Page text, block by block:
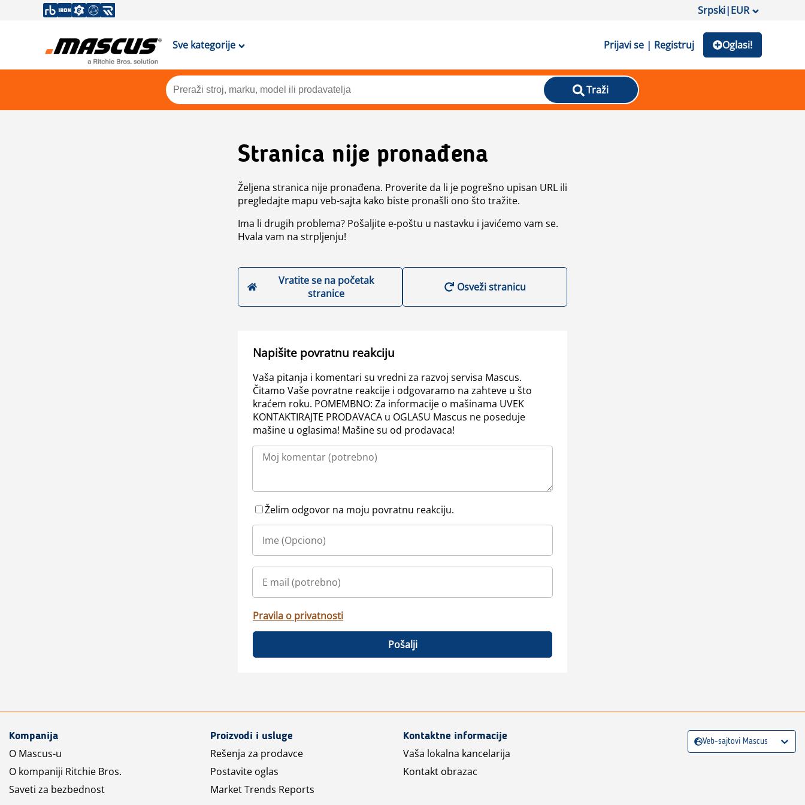
Srpski|EUR
Sve kategorije Prijavi se | Registruj Oglasi!
Traži
Stranica nije pronađena
Željena stranica nije pronađena. Proverite da li je pogrešno upisan URL ili
pregledajte mapu veb-sajta kako biste pronašli ono što tražite.
Ima li drugih problema? Pošaljite e-poštu u nastavku i javićemo vam se.
Hvala vam na strpljenju!
Vratite se na početak
stranice
Osveži stranicu
Napišite povratnu reakciju
Vaša pitanja i komentari su vredni za razvoj servisa Mascus.
Čitamo Vaše povratne reakcije i odgovaramo na zahteve u što
kraćem roku. POMEMBNO: Za informacije o mašinama UVEK
KONTAKTIRAJTE PRODAVACA u OGLASU Mascus ne poseduje
mašine u oglasima! Mašine su od prodavaca!
Želim odgovor na moju povratnu reakciju.
Pravila o privatnosti
Pošalji
Kompanija
O Mascus-u
O kompaniji Ritchie Bros.
Saveti za bezbednost
Proizvodi i usluge
Rešenja za prodavce
Postavite oglas
Market Trends Reports
Kontaktne informacije
Vaša lokalna kancelarija
Kontakt obrazac
Veb-sajtovi Mascus